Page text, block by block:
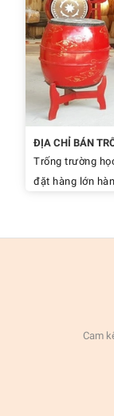
ĐỊA CHỈ BÁN
Trống trường
đặt hàng lớn
Cam